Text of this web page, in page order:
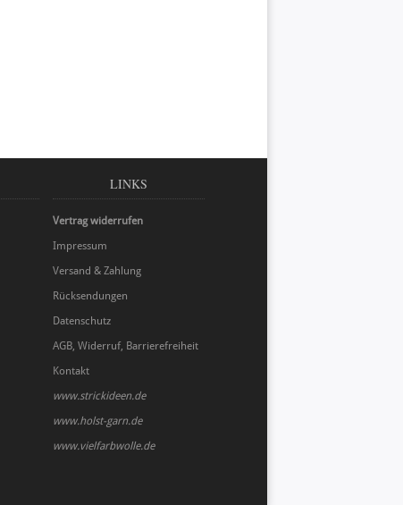
LINKS
Vertrag widerrufen
Impressum
Versand & Zahlung
Rücksendungen
Datenschutz
AGB, Widerruf, Barrierefreiheit
Kontakt
www.strickideen.de
www.holst-garn.de
www.vielfarbwolle.de